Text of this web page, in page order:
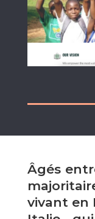
Âgés
vivant en